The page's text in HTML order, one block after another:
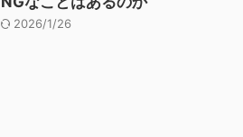
2026/1/26